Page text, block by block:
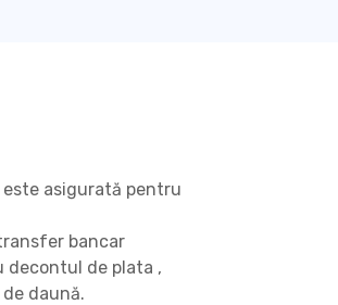
asigurată pentru
bancar
decontul de plata ,
daună.